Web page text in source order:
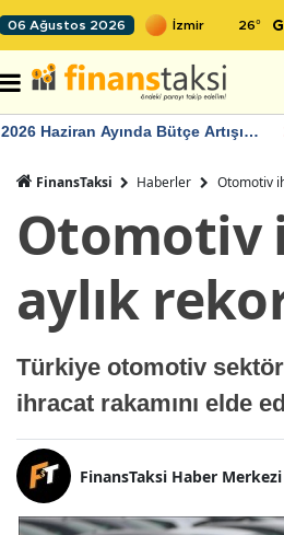
06 Ağustos 2026 26°
2026 Haziran Ayında Bütçe Artışı
FinansTaksi Haberler Otomotiv
Otomotiv
aylık
Türkiye otomotiv
ihracat rakamını elde
FinansTaksi Haber Merkezi